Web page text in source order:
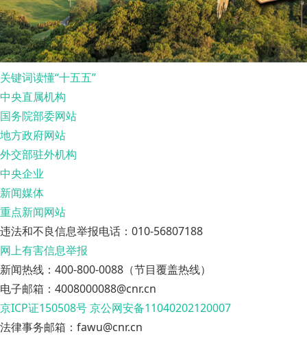
关键词读懂“十五五”
中央直属机构
国务院部委网站
地方政府网站
外交部驻外机构
中央企业
新闻媒体
重点新闻网站
违法和不良信息举报电话：010-56807188
网上有害信息举报
新闻热线：400-800-0088（节目覆盖热线）
电子邮箱：4008000088@cnr.cn
京ICP证150508号京公网安备11040202120007
法律事务邮箱：fawu@cnr.cn